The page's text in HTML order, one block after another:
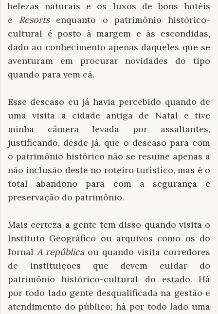
belezas naturais e os luxos de bons hotéis
e Resortsenquanto o patrimônio histórico-
cultural é posto à margem e às escondidas,
dado ao conhecimento apenas daqueles que se
aventuram em procurar novidades do tipo
quando para vem cá.
Esse descaso eu já havia percebido quando de
uma visita a cidade antiga de Natal e tive
minha câmera levada por assaltantes,
justificando, desde já, que o descaso para com
o patrimônio histórico não se resume apenas a
não inclusão deste no roteiro turístico, mas é o
total abandono para com a segurança e
preservação do patrimônio.
Mais certeza a gente tem disso quando visita o
Instituto Geográfico ou arquivos como os do
Jornal A repúblicaou quando visita corredores
de instituições que devem cuidar do
patrimônio histórico-cultural do estado. Há
por todo lado gente desqualificada na gestão e
atendimento do público; há por todo lado uma